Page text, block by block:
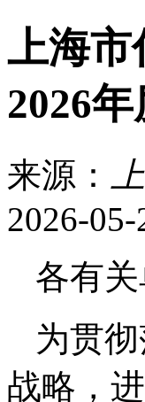
上海市
2026
来源：
2026-05-
各有关
为贯
战略，